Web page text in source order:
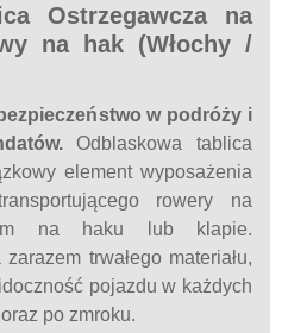
Ostrzegawcza na
na hak (Włochy /
w podróży i
Odblaskowa tablica
element wyposażenia
rowery na
na haku lub klapie.
trwałego materiału,
pojazdu w każdych
po zmroku.